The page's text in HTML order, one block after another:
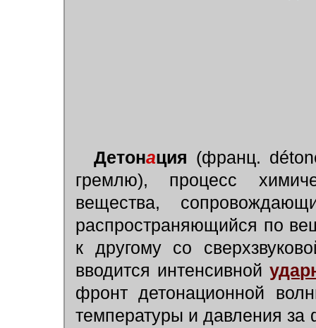
Детонация (франц. dé
гремлю), процесс
вещества,
распространяющийся по
к другому со
вводится интенсивной
фронт детонационной
температуры и давления